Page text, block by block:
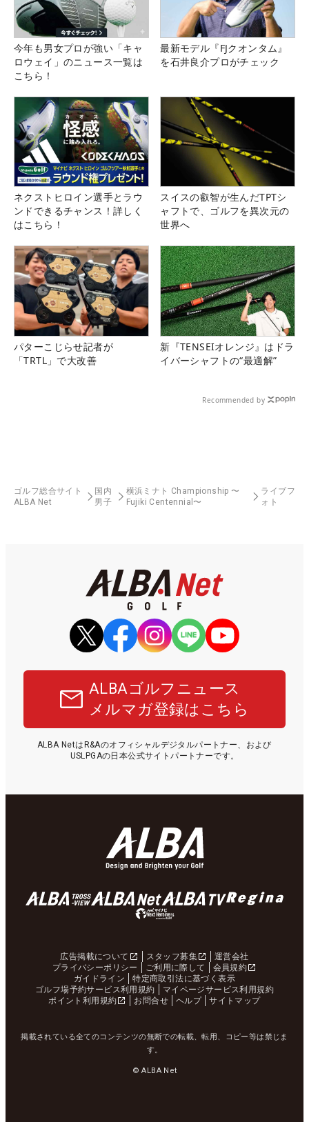
今年も男女プロが強い「キャ
ロウェイ」のニュース一覧は
こちら！
最新モデル『FJクオンタム』
を石井良介プロがチェック
ネクストヒロイン選手とラウ
ンドできるチャンス！詳しく
はこちら！
スイスの叡智が生んだTPTシ
ャフトで、ゴルフを異次元の
世界へ
パターこじらせ記者が
「TRTL」で大改善
新『TENSEIオレンジ』はドラ
イバーシャフトの“最適解”
Recommended by
ゴルフ総合サイト
ALBA Net
国内
男子
横浜ミナト Championship 〜
Fujiki Centennial〜
ライブフ
ォト
ALBAゴルフニュース
メルマガ登録はこちら
ALBA NetはR&Aのオフィシャルデジタルパートナー、および
USLPGAの日本公式サイトパートナーです。
広告掲載について スタッフ募集
運営会社
プライバシーポリシー
ご利用に際して
会員規約
ガイドライン
特定商取引法に基づく表示
ゴルフ場予約サービス利用規約
マイページサービス利用規約
ポイント利用規約
お問合せ ヘルプ サイトマップ
掲載されている全てのコンテンツの無断での転載、転用、コピー等は禁じま
す。
© ALBA Net